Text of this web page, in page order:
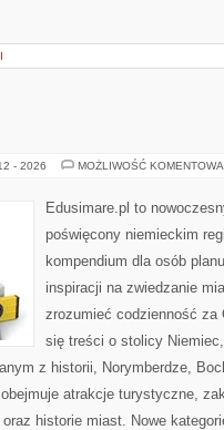
- 2026 MOŻLIWOŚĆ
Edusimare.pl to
poświęcony niemieckim
kompendium dla osób
inspiracji na zwiedzanie
zrozumieć codzienność za
się treści o stolicy
z historii, Norymberdze,
atrakcje turystyczne,
oraz historie miast. Nowe